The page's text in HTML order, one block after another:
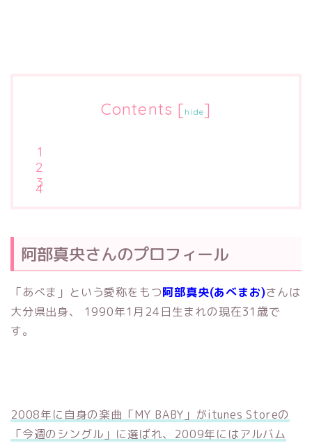
Contents [ hide]
阿部真央さんのプロフィール
「あべま」という愛称をもつ阿部真央(あべまお)さんは
大分県出身、 1990年1月24日生まれの現在31歳で
す。
2008年に自身の楽曲「MY BABY」がitunes Storeの
「今週のシングル」に選ばれ、2009年にはアルバム